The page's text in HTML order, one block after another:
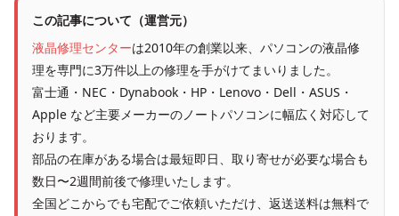
この記事について（運営元）
液晶修理センターは2010年の創業以来、パソコンの液晶修
理を専門に3万件以上の修理を手がけてまいりました。
富士通・NEC・Dynabook・HP・Lenovo・Dell・ASUS・
Apple など主要メーカーのノートパソコンに幅広く対応して
おります。
部品の在庫がある場合は最短即日、取り寄せが必要な場合も
数日〜2週間前後で修理いたします。
全国どこからでも宅配でご依頼いただけ、返送送料は無料で